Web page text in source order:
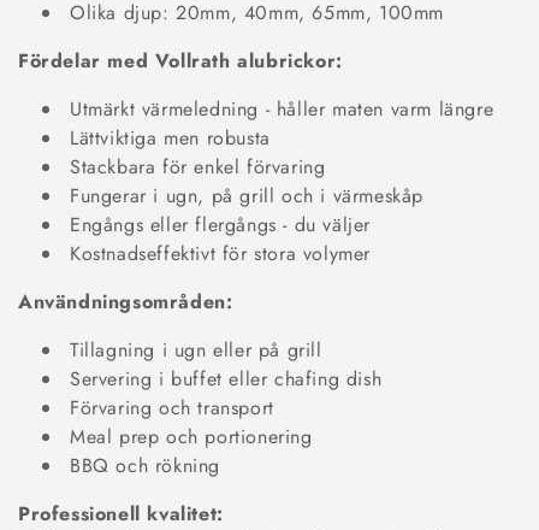
Olika djup: 20mm, 40mm, 65mm, 100mm
Fördelar med Vollrath alubrickor:
Utmärkt värmeledning - håller maten varm längre
Lättviktiga men robusta
Stackbara för enkel förvaring
Fungerar i ugn, på grill och i värmeskåp
Engångs eller flergångs - du väljer
Kostnadseffektivt för stora volymer
Användningsområden:
Tillagning i ugn eller på grill
Servering i buffet eller chafing dish
Förvaring och transport
Meal prep och portionering
BBQ och rökning
Professionell kvalitet: